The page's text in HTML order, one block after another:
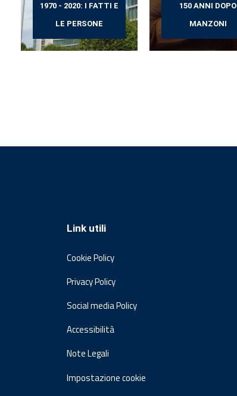
1970 - 2020: I FATTI E
LE PERSONE
150 ANNI DOPO
MANZONI
Link utili
Cookie Policy
Privacy Policy
Social media Policy
Accessibilità
Note Legali
Impostazione cookie